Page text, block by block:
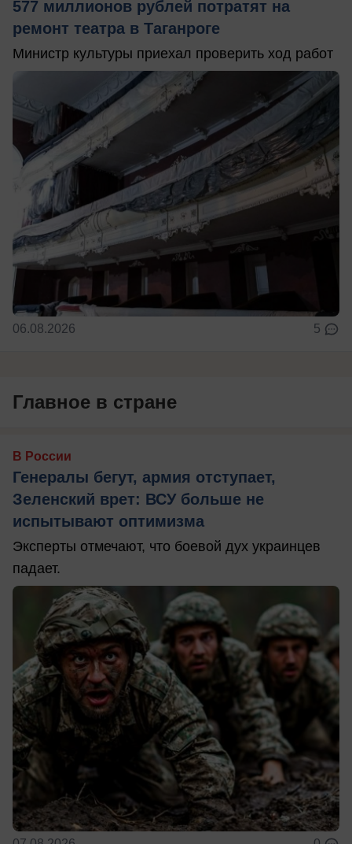
577 миллионов рублей потратят на
ремонт театра в Таганроге
Министр культуры приехал проверить ход работ
06.08.2026 5
Главное в стране
В России
Генералы бегут, армия отступает,
Зеленский врет: ВСУ больше не
испытывают оптимизма
Эксперты отмечают, что боевой дух украинцев
падает.